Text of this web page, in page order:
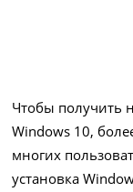
Чтобы получить
Windows 10,
многих
установка